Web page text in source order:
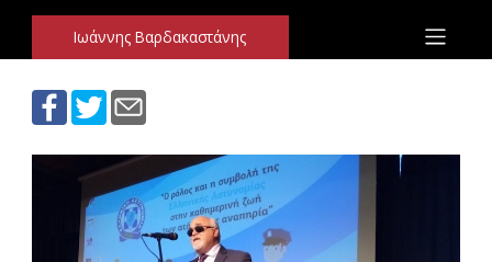
Ιωάννης Βαρδακαστάνης
Παράκαμψη προς το περιεχόμενο
Ιωάννης Βαρδακαστάνης